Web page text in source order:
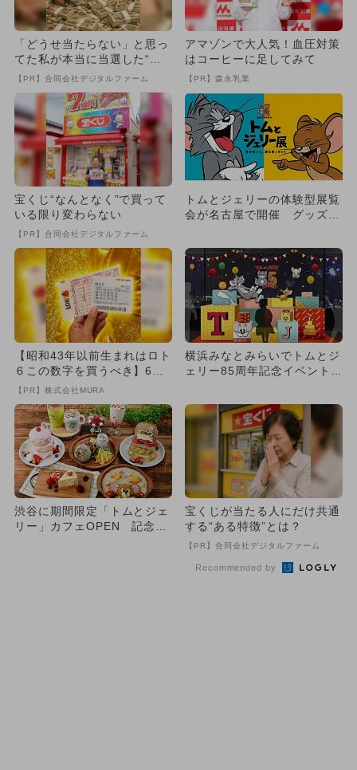
「どうせ当たらない」と思っ
てた私が本当に当選した“買
い方”がこれ
【PR】合同会社デジタルファーム
アマゾンで大人気！血圧対策
はコーヒーに足してみて
【PR】森永乳業
宝くじ“なんとなく”で買って
いる限り変わらない
【PR】合同会社デジタルファーム
トムとジェリーの体験型展覧
会が名古屋で開催 グッズ1,
【昭和43年以前生まれはロト
６この数字を買うべき】6つ
の数字が「完全一致」する
【PR】株式会社MURA
横浜みなとみらいでトムとジ
ェリー85周年記念イベント！
渋谷に期間限定「トムとジェ
リー」カフェOPEN 記念プ
宝くじが当たる人にだけ共通
する“ある特徴”とは？
【PR】合同会社デジタルファーム
Recommended by